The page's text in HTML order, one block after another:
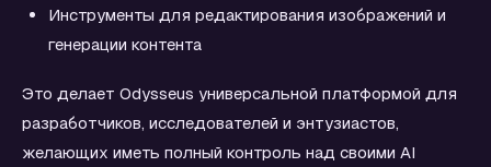
Инструменты для редактирования изображений и
генерации контента
Это делает Odysseus универсальной платформой для
разработчиков, исследователей и энтузиастов,
желающих иметь полный контроль над своими AI